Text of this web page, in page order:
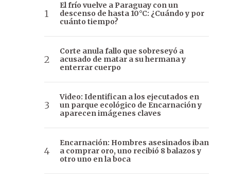
El frío vuelve a Paraguay con un
descenso de hasta 10°C: ¿Cuándo y por
cuánto tiempo?
Corte anula fallo que sobreseyó a
acusado de matar a su hermana y
enterrar cuerpo
Video: Identifican a los ejecutados en
un parque ecológico de Encarnación y
aparecen imágenes claves
Encarnación: Hombres asesinados iban
a comprar oro, uno recibió 8 balazos y
otro uno en la boca